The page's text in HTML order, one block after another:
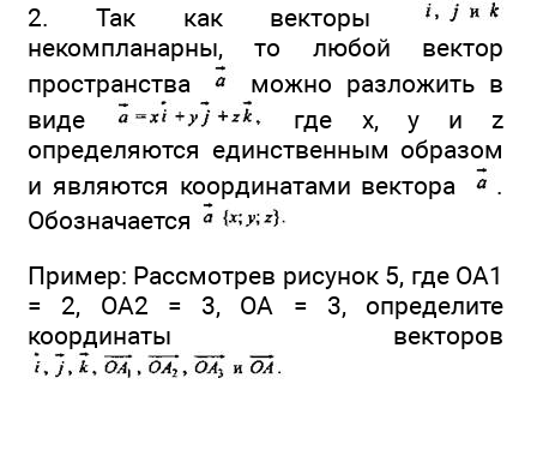
2. Так как векторы
некомпланарны, то любой вектор
пространства
можно разложить в
виде
где х, у и z
определяются единственным образом
и являются координатами вектора
.
Обозначается
Пример: Рассмотрев рисунок 5, где ОА1
= 2, ОА2 = 3, ОА = 3, определите
координаты векторов